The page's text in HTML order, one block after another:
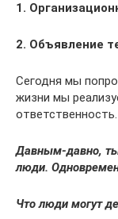
1.
2. Объявление
Сегодня мы
жизни мы
ответственность.
Давным-давно,
люди.
Что люди могут